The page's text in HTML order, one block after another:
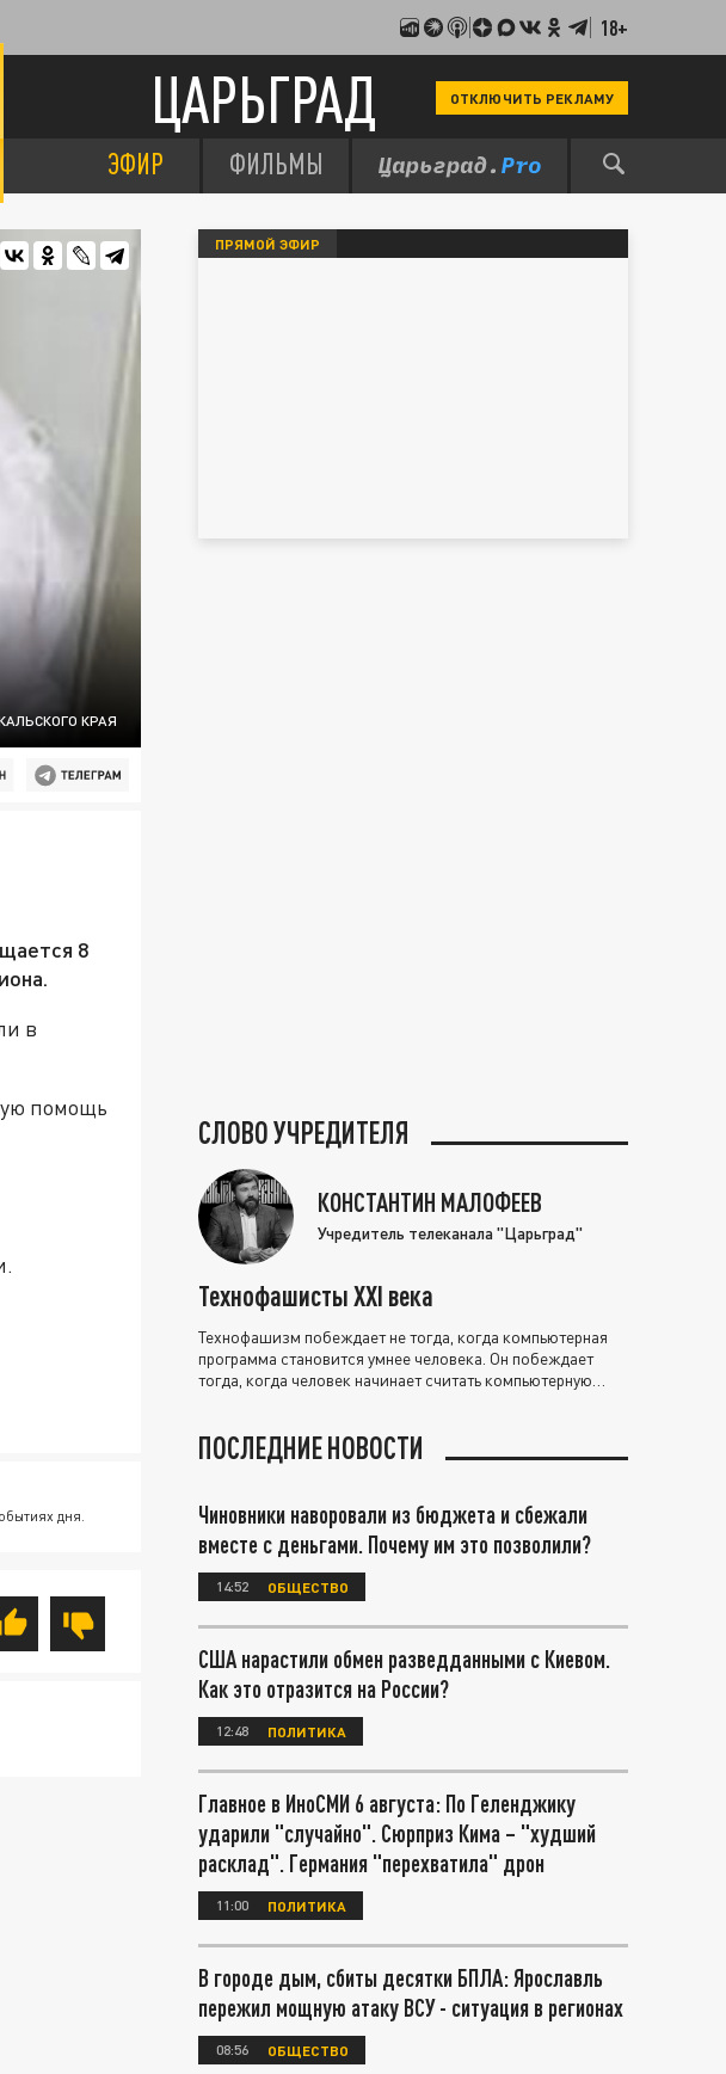
18+
ЦАРЬГРАД ОТКЛЮЧИТЬ РЕКЛАМУ
ЭФИР ФИЛЬМЫ
КРАЯ
8
в
помощь
дня.
ПРЯМОЙ ЭФИР
СЛОВО УЧРЕДИТЕЛЯ
КОНСТАНТИН МАЛОФЕЕВ
Учредитель телеканала "Царьград"
Технофашисты XXI века
Технофашизм побеждает не тогда, когда компьютерная
программа становится умнее человека. Он побеждает
тогда, когда человек начинает считать компьютерную
ПОСЛЕДНИЕ НОВОСТИ
Чиновники наворовали из бюджета и сбежали
вместе с деньгами. Почему им это позволили?
14:52 ОБЩЕСТВО
США нарастили обмен разведданными с Киевом.
Как это отразится на России?
12:48 ПОЛИТИКА
Главное в ИноСМИ 6 августа: По Геленджику
ударили "случайно". Сюрприз Кима – "худший
расклад". Германия "перехватила" дрон
11:00 ПОЛИТИКА
В городе дым, сбиты десятки БПЛА: Ярославль
пережил мощную атаку ВСУ - ситуация в регионах
08:56 ОБЩЕСТВО